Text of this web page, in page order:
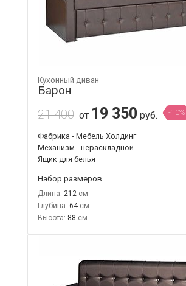
Кухонный диван
Барон
21 400 от 19 350 руб. -10%
Фабрика - Мебель Холдинг
Механизм - нераскладной
Ящик для белья
Набор размеров
Длина: 212
Глубина: 64
Высота: 88